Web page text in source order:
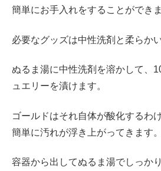
簡単にお手入れをすることができま
必要なグッズは中性洗剤と柔らか
ぬるま湯に中性洗剤を溶かして、
ュエリーを漬けます。
ゴールドはそれ自体が酸化するわ
簡単に汚れが浮き上がってきます。
容器から出してぬるま湯でしっか